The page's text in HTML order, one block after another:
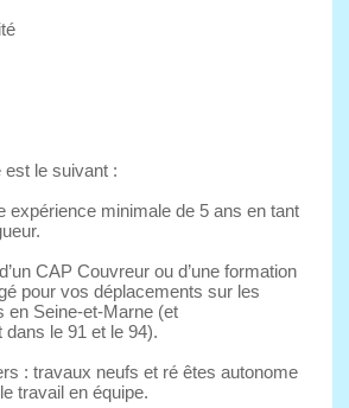
est le suivant :
expérience minimale de 5 ans en tant
CAP Couvreur ou d’une formation
pour vos déplacements sur les
en Seine-et-Marne (et
le 91 et le 94).
: travaux neufs et ré êtes autonome
travail en équipe.